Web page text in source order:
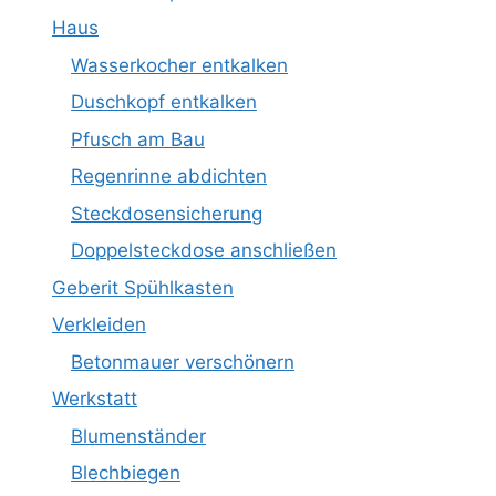
Haus
Wasserkocher entkalken
Duschkopf entkalken
Pfusch am Bau
Regenrinne abdichten
Steckdosensicherung
Doppelsteckdose anschließen
Geberit Spühlkasten
Verkleiden
Betonmauer verschönern
Werkstatt
Blumenständer
Blechbiegen